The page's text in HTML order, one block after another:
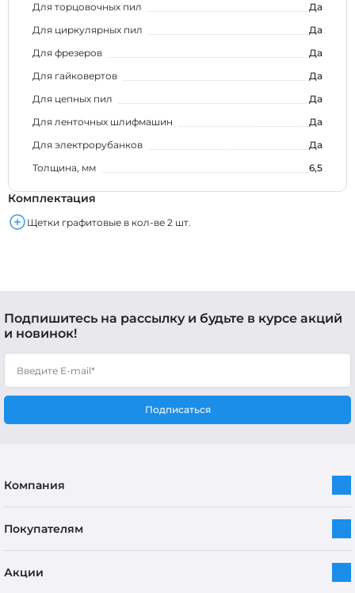
Для торцовочных пил
Да
Для циркулярных пил
Да
Для фрезеров
Да
Для гайковертов
Да
Для цепных пил
Да
Для ленточных шлифмашин
Да
Для электрорубанков
Да
Толщина, мм
6,5
Комплектация
Щетки графитовые в кол-ве 2 шт.
Подпишитесь на рассылку и будьте в курсе акций
и новинок!
Подписаться
Компания
Покупателям
Акции